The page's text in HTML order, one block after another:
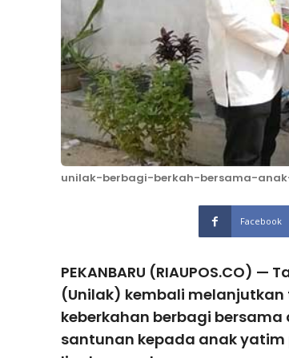
unilak-berbagi-berkah-bersama-
Facebook
PEKANBARU (RIAUPOS.CO)
(Unilak) kembali
keberkahan berbagi
santunan kepada anak